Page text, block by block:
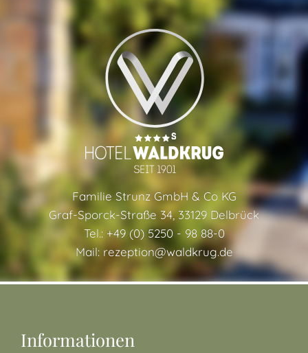
Familie Strunz GmbH & Co KG
Graf-Sporck-Straße 34, 33129 Delbrück
Tel.: +49 (0) 5250 - 98 88-0
Mail: rezeption@waldkrug.de
Informationen